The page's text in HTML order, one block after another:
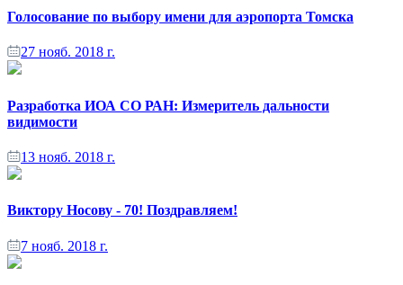
Голосование по выбору имени для аэропорта Томска
27 нояб. 2018 г.
Разработка ИОА СО РАН: Измеритель дальности
видимости
13 нояб. 2018 г.
Виктору Носову - 70! Поздравляем!
7 нояб. 2018 г.